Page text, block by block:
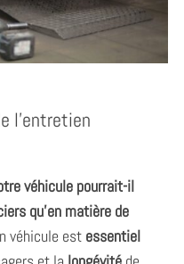
l’entretien
véhicule pourrait-il
qu’en matière de
véhicule est essentiel